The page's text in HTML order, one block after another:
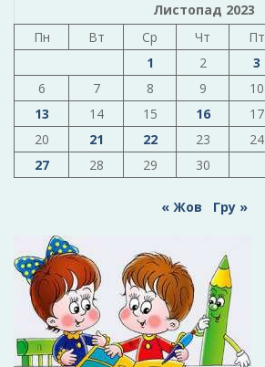
Листопад 2023
Пн
Вт Ср Чт Пт
1
2 3
6
7 8 9 10
13
14 15 16 17
20
21 22 23 24
27
28 29 30
« Жов Гру »